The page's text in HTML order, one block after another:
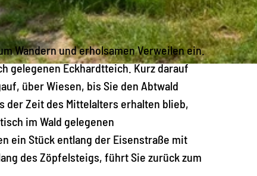
Wandern und erholsamen Verweilen ein.
gelegenen Eckhardtteich. Kurz darauf
über Wiesen, bis Sie den Abtwald
der Zeit des Mittelalters erhalten blieb,
im Wald gelegenen
ein Stück entlang der Eisenstraße mit
des Zöpfelsteigs, führt Sie zurück zum